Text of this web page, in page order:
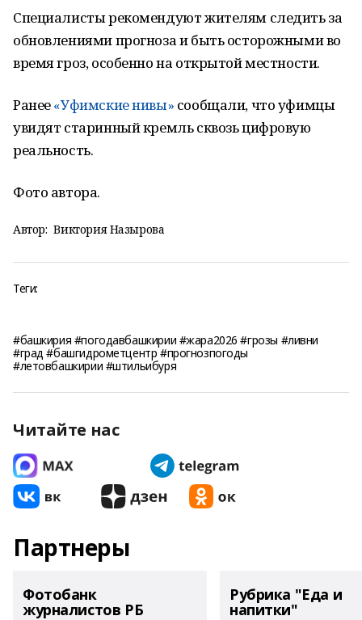
Специалисты рекомендуют жителям следить за
обновлениями прогноза и быть осторожными во
время гроз, особенно на открытой местности.
Ранее«Уфимские нивы» сообщали, что уфимцы
увидят старинный кремль сквозь цифровую
реальность.
Фото автора.
Автор: Виктория Назырова
Теги:
#башкирия #погодавбашкирии #жара2026 #грозы #ливни
#град #башгидрометцентр #прогнозпогоды
#летовбашкирии #штильибуря
Читайте нас
Партнеры
Фотобанк
журналистов РБ
Рубрика "Еда и
напитки"